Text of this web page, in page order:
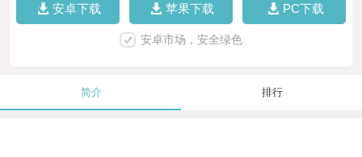
安卓下载 苹果下载 PC下载
安卓市场，安全绿色
简介 排行